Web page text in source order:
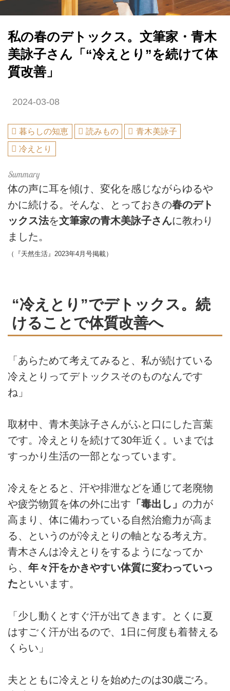
私の春のデトックス。文筆家・青木
美詠子さん「“冷えとり”を続けて体
質改善」
2024-03-08
暮らしの知恵 読みもの
青木美詠子
冷えとり
体の声に耳を傾け、変化を感じながらゆるや
かに続ける。そんな、とっておきの春のデト
ックス法を文筆家の青木美詠子さんに教わり
ました。
（『天然生活』2023年4月号掲載）
“冷えとり”でデトックス。続
けることで体質改善へ
「あらためて考えてみると、私が続けている
冷えとりってデトックスそのものなんです
ね」
取材中、青木美詠子さんがふと口にした言葉
です。冷えとりを続けて30年近く。いまでは
すっかり生活の一部となっています。
冷えをとると、汗や排泄などを通じて老廃物
や疲労物質を体の外に出す 「毒出し」 の力が
高まり、体に備わっている自然治癒力が高ま
る、というのが冷えとりの軸となる考え方。
青木さんは冷えとりをするようになってか
ら、 年々汗をかきやすい体質に変わっていっ
たといいます。
「少し動くとすぐ汗が出てきます。とくに夏
はすごく汗が出るので、1日に何度も着替える
くらい」
夫とともに冷えとりを始めたのは30歳ごろ。